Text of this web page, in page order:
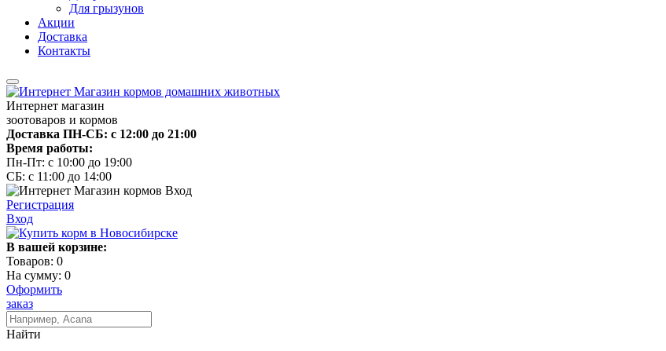
Для грызунов
Акции
Доставка
Контакты
Интернет магазин
зоотоваров и кормов
Доставка ПН-СБ: с 12:00 до 21:00
Время работы:
Пн-Пт: с 10:00 до 19:00
СБ: с 11:00 до 14:00
Регистрация
Вход
В вашей корзине:
Товаров: 0
На сумму: 0
Оформить
заказ
Найти